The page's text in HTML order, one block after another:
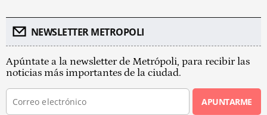
NEWSLETTER METROPOLI
Apúntate a la newsletter de Metrópoli, para recibir las
noticias más importantes de la ciudad.
APUNTARME